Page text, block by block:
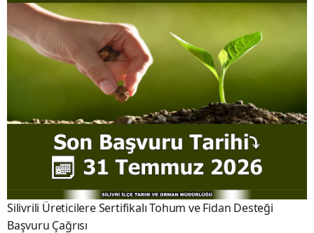
Silivrili Üreticilere Sertifikalı Tohum ve Fidan Desteği
Başvuru Çağrısı